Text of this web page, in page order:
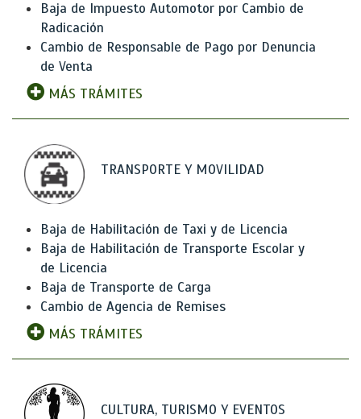
Baja de Impuesto Automotor por Cambio de
Radicación
Cambio de Responsable de Pago por Denuncia
de Venta
MÁS TRÁMITES
TRANSPORTE Y MOVILIDAD
Baja de Habilitación de Taxi y de Licencia
Baja de Habilitación de Transporte Escolar y
de Licencia
Baja de Transporte de Carga
Cambio de Agencia de Remises
MÁS TRÁMITES
CULTURA, TURISMO Y EVENTOS